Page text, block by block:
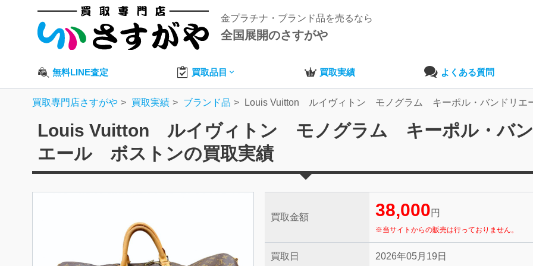
金プラチナ・ブランド品を売るなら
全国展開のさすがや
無料LINE査定 買取品目 買取実績 よくある質問
買取専門店さすがや 買取実績 ブランド品 Louis Vuitton ルイヴィトン モノグラム キーポル・バンドリエ
Louis Vuitton ルイヴィトン モノグラム キーポル・バ
エール ボストンの買取実績
買取金額 38,000 円
※当サイトからの販売は行っておりません。
買取日 2026年05月19日